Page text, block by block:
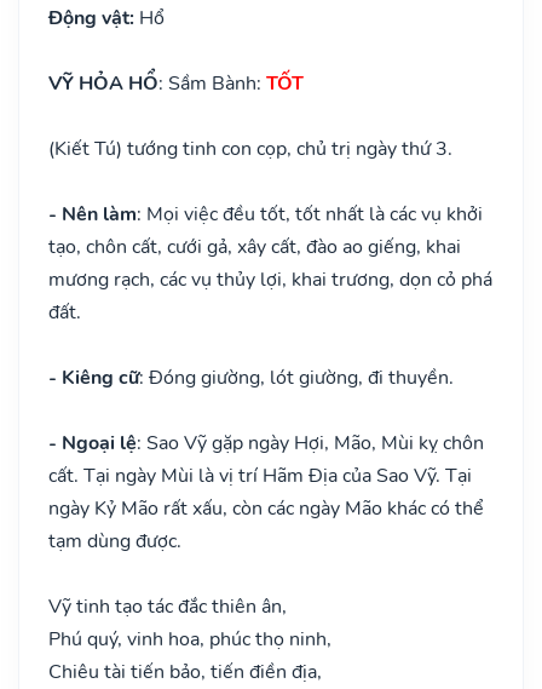
Động vật: Hổ
VỸ HỎA HỔ: Sầm Bành: TỐT
(Kiết Tú) tướng tinh con cọp, chủ trị ngày thứ 3.
- Nên làm: Mọi việc đều tốt, tốt nhất là các vụ khởi
tạo, chôn cất, cưới gả, xây cất, đào ao giếng, khai
mương rạch, các vụ thủy lợi, khai trương, dọn cỏ phá
đất.
- Kiêng cữ: Đóng giường, lót giường, đi thuyền.
- Ngoại lệ: Sao Vỹ gặp ngày Hợi, Mão, Mùi kỵ chôn
cất. Tại ngày Mùi là vị trí Hãm Địa của Sao Vỹ. Tại
ngày Kỷ Mão rất xấu, còn các ngày Mão khác có thể
tạm dùng được.
Vỹ tinh tạo tác đắc thiên ân,
Phú quý, vinh hoa, phúc thọ ninh,
Chiêu tài tiến bảo, tiến điền địa,